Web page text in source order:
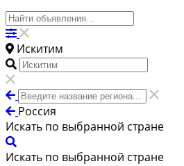
Искитим
Россия
Искать по выбранной стране
Искать по выбранной стране